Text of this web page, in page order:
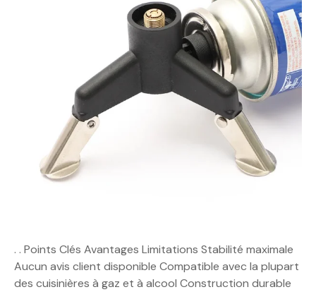
. . Points Clés Avantages Limitations Stabilité maximale
Aucun avis client disponible Compatible avec la plupart
des cuisinières à gaz et à alcool Construction durable